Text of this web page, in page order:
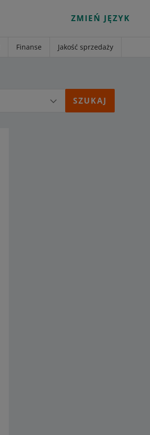
ZMIEŃ JĘZYK
Finanse Jakość sprzedaży